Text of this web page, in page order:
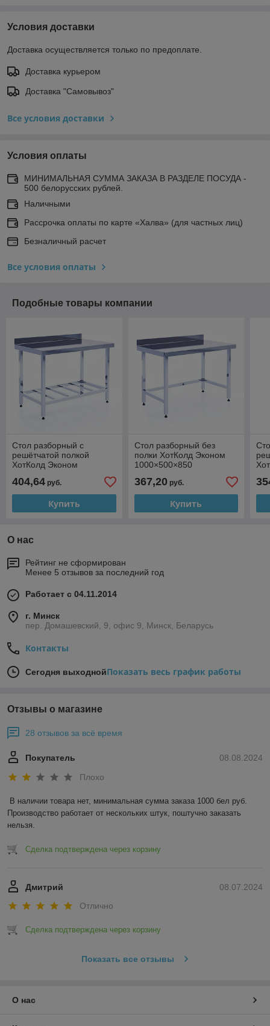
Условия доставки
Доставка осуществляется только по предоплате.
Доставка курьером
Доставка "Самовывоз"
Все условия доставки
Условия оплаты
МИНИМАЛЬНАЯ СУММА ЗАКАЗА В РАЗДЕЛЕ ПОСУДА -
500 белорусских рублей.
Наличными
Рассрочка оплаты по карте «Халва» (для частных лиц)
Безналичный расчет
Все условия оплаты
Подобные товары компании
Стол разборный с
решётчатой полкой
ХотКолд Эконом
404,64 руб.
Купить
Стол разборный без
полки ХотКолд Эконом
1000×500×850
367,20руб.
Купить
О нас
Рейтинг не сформирован
Менее 5 отзывов за последний год
Работает с 04.11.2014
г. Минск
пер. Домашевский, 9, офис 9, Минск, Беларусь
Контакты
Сегодня выходнойПоказать весь график работы
Отзывы о магазине
28 отзывов за всё время
08.08.2024
Покупатель
Плохо
В наличии товара нет, минимальная сумма заказа 1000 бел руб.
Производство работает от нескольких штук, поштучно заказать
нельзя.
Сделка подтверждена через корзину
08.07.2024
Дмитрий
Отлично
Сделка подтверждена через корзину
Показать все отзывы
О нас